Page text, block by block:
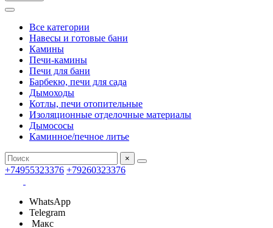
Все категории
Навесы и готовые бани
Камины
Печи-камины
Печи для бани
Барбекю, печи для сада
Дымоходы
Котлы, печи отопительные
Изоляционные отделочные материалы
Дымососы
Каминное/печное литье
×
+74955323376 +79260323376
WhatsApp
Telegram
Макс